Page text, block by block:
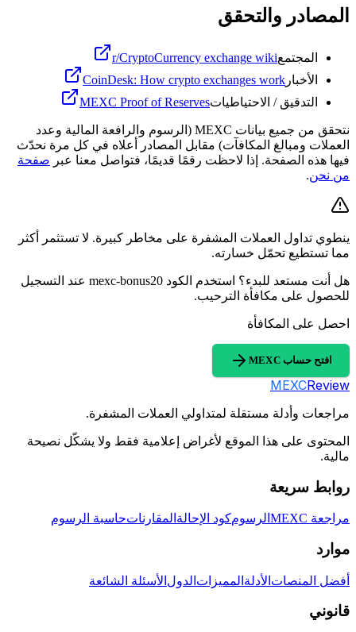
المصادر والتحقق
المجتمعr/CryptoCurrency exchange wiki
الأخبار CoinDesk: How crypto exchanges work
التدقيق / الاحتياطياتMEXC Proof of Reserves
نتحقق من جميع بيانات MEXC (الرسوم والرافعة المالية وعدد
العملات ومبالغ المكافآت) مقابل المصادر أعلاه في كل مرة نحدّث
فيها هذه الصفحة. إذا لاحظت رقمًا قديمًا، فتواصل معنا عبر صفحة
من نحن.
ينطوي تداول العملات المشفرة على مخاطر كبيرة. لا تستثمر أكثر
مما تستطيع تحمّل خسارته.
هل أنت مستعد للبدء؟ استخدم الكود mexc-bonus20 عند التسجيل
للحصول على مكافأة الترحيب.
احصل على المكافأة
افتح حساب MEXC
MEXCReview
مراجعات وأدلة مستقلة لمتداولي العملات المشفرة.
المحتوى على هذا الموقع لأغراض إعلامية فقط ولا يشكّل نصيحة
مالية.
روابط سريعة
مراجعة MEXC الرسومكود الإحالة المقارناتحاسبة الرسوم
موارد
أفضل المنصات الأدلة المميزات الدول الأسئلة الشائعة
قانوني